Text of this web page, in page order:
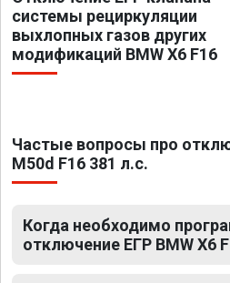
системы рециркуляции
выхлопных газов других
модификаций BMW X6 F16
Частые вопросы про
M50d F16 381 л.с.
Когда необходимо
отключение ЕГР BMW X6